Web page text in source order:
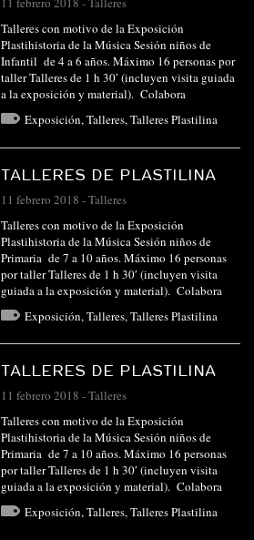
Talleres con motivo de la Exposición
Plastihistoria de la Música Sesión niños de
Infantil de 4 a 6 años. Máximo 16 personas por
taller Talleres de 1 h 30′ (incluyen visita guiada
a la exposición y material). Colabora
Exposición,Talleres,Talleres Plastilina
TALLERES DE PLASTILINA
11 febrero 2018 -Talleres
Talleres con motivo de la Exposición
Plastihistoria de la Música Sesión niños de
Primaria de 7 a 10 años. Máximo 16 personas
por taller Talleres de 1 h 30′ (incluyen visita
guiada a la exposición y material). Colabora
Exposición, Talleres, Talleres Plastilina
TALLERES DE PLASTILINA
11 febrero 2018 -Talleres
Talleres con motivo de la Exposición
Plastihistoria de la Música Sesión niños de
Primaria de 7 a 10 años. Máximo 16 personas
por taller Talleres de 1 h 30′ (incluyen visita
guiada a la exposición y material). Colabora
Exposición,Talleres,Talleres Plastilina